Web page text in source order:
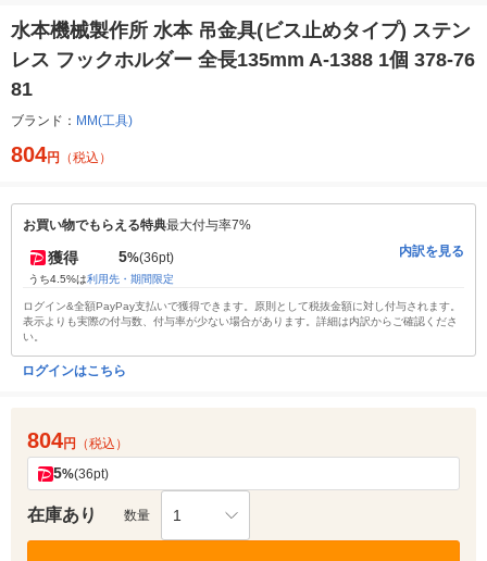
水本機械製作所 水本 吊金具(ビス止めタイプ) ステン
レス フックホルダー 全長135mm A-1388 1個 378-76
81
ブランド： MM(工具)
804円 （税込）
お買い物でもらえる特典最大付与率7%
獲得 5%(36pt)
うち4.5%は利用先・期間限定
内訳を見る
ログイン&全額PayPay支払いで獲得できます。原則として税抜金額に対し付与されます。
表示よりも実際の付与数、付与率が少ない場合があります。詳細は内訳からご確認くださ
い。
ログインはこちら
804円 （税込）
5%(36pt)
在庫あり 数量 1